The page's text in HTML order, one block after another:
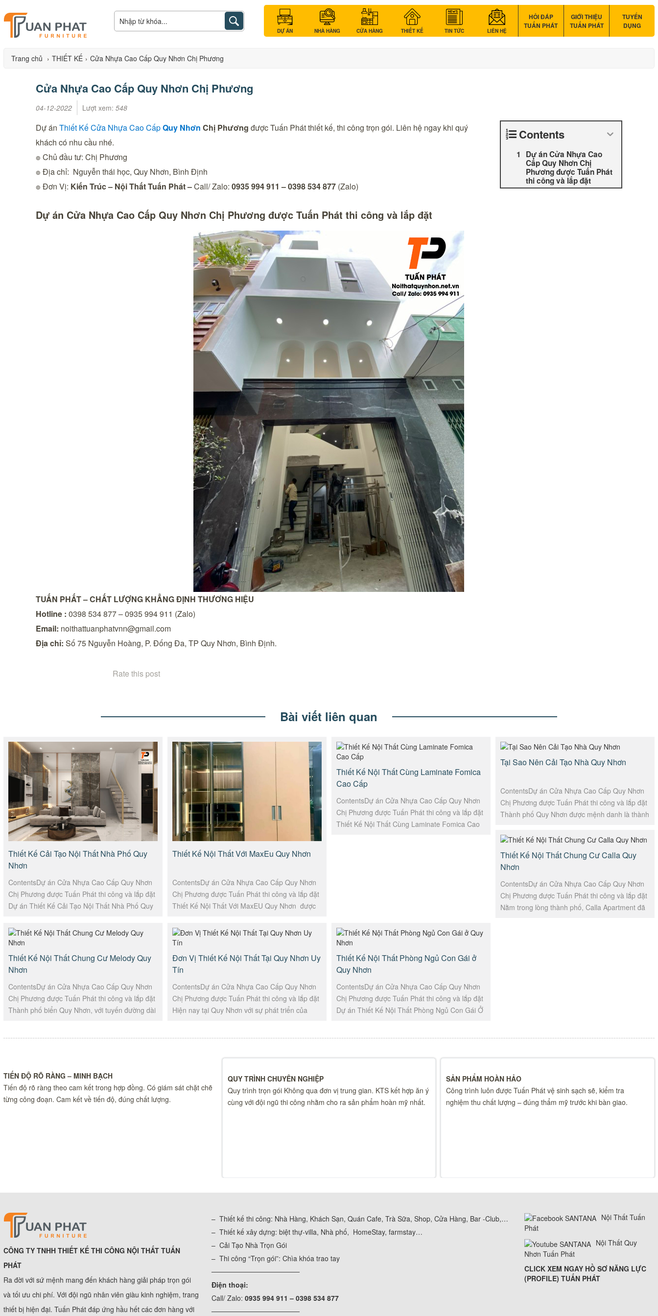
DỰ ÁN NHÀ HÀNG CỬA HÀNG THIẾT KẾ TIN TỨC LIÊN HỆ
HỎI ĐÁP
TUẤN PHÁT
GIỚI THIỆU
TUẤN PHÁT
TUYỂN
DỤNG
Trang chủ › THIẾT KẾ › Cửa Nhựa Cao Cấp Quy Nhơn Chị Phương
Cửa Nhựa Cao Cấp Quy Nhơn Chị Phương
04-12-2022 Lượt xem:548
Contents
Dự án Cửa Nhựa Cao
Cấp Quy Nhơn Chị
Phương được Tuấn Phát
thi công và lắp đặt
Dự ánThiết Kế Cửa Nhựa Cao CấpQuy Nhơn Chị Phươngđược Tuấn Phát thiết kế, thi công trọn gói. Liên hệ ngay khi quý
khách có nhu cầu nhé.
๏ Chủ đầu tư: Chị Phương
๏ Địa chỉ: Nguyễn thái học, Quy Nhơn, Bình Định
๏ Đơn Vị: Kiến Trúc – Nội Thất Tuấn Phát–Call/ Zalo:0935 994 911 – 0398 534 877 (Zalo)
Dự án Cửa Nhựa Cao Cấp Quy Nhơn Chị Phương được Tuấn Phát thi công và lắp đặt
TUẤN PHẤT – CHẤT LƯỢNG KHẲNG ĐỊNH THƯƠNG HIỆU
Hotline : 0398 534 877 – 0935 994 911 (Zalo)
Email: noithattuanphatvnn@gmail.com
Địa chỉ: Số 75 Nguyễn Hoàng, P. Đống Đa, TP Quy Nhơn, Bình Định.
Rate this post
Bài viết liên quan
Thiết Kế Cải Tạo Nội Thất Nhà Phố Quy
Nhơn
ContentsDự án Cửa Nhựa Cao Cấp Quy Nhơn
Chị Phương được Tuấn Phát thi công và lắp đặt
Dự án Thiết Kế Cải Tạo Nội Thất Nhà Phố Quy
Thiết Kế Nội Thất Với MaxEu Quy Nhơn
ContentsDự án Cửa Nhựa Cao Cấp Quy Nhơn
Chị Phương được Tuấn Phát thi công và lắp đặt
Thiết Kế Nội Thất Với MaxEU Quy Nhơn được
Thiết Kế Nội Thất Cùng Laminate Fomica
Cao Cấp
ContentsDự án Cửa Nhựa Cao Cấp Quy Nhơn
Chị Phương được Tuấn Phát thi công và lắp đặt
Thiết Kế Nội Thất Cùng Laminate Fomica Cao
Tại Sao Nên Cải Tạo Nhà Quy Nhơn
ContentsDự án Cửa Nhựa Cao Cấp Quy Nhơn
Chị Phương được Tuấn Phát thi công và lắp đặt
Thành phố Quy Nhơn được mệnh danh là thành
Thiết Kế Nội Thất Chung Cư Calla Quy
Nhơn
ContentsDự án Cửa Nhựa Cao Cấp Quy Nhơn
Chị Phương được Tuấn Phát thi công và lắp đặt
Nằm trong lòng thành phố, Calla Apartment đã
Thiết Kế Nội Thất Chung Cư Melody Quy
Nhơn
ContentsDự án Cửa Nhựa Cao Cấp Quy Nhơn
Chị Phương được Tuấn Phát thi công và lắp đặt
Thành phố biển Quy Nhơn, với tuyến đường dài
Đơn Vị Thiết Kế Nội Thất Tại Quy Nhơn Uy
Tín
ContentsDự án Cửa Nhựa Cao Cấp Quy Nhơn
Chị Phương được Tuấn Phát thi công và lắp đặt
Hiện nay tại Quy Nhơn với sự phát triển của
Thiết Kế Nội Thất Phòng Ngủ Con Gái ở
Quy Nhơn
ContentsDự án Cửa Nhựa Cao Cấp Quy Nhơn
Chị Phương được Tuấn Phát thi công và lắp đặt
Dự án Thiết Kế Nội Thất Phòng Ngủ Con Gái Ở
TIẾN ĐỘ RÕ RÀNG – MINH BẠCH
Tiến độ rõ ràng theo cam kết trong hợp đồng. Có giám sát chặt chẽ
từng công đoạn. Cam kết về tiến độ, đúng chất lượng.
QUY TRÌNH CHUYÊN NGHIỆP
Quy trình trọn gói Không qua đơn vị trung gian. KTS kết hợp ăn ý
cùng với đội ngũ thi công nhằm cho ra sản phẩm hoàn mỹ nhất.
SẢN PHẨM HOÀN HẢO
Công trình luôn được Tuấn Phát vệ sinh sạch sẽ, kiểm tra
nghiệm thu chất lượng – đúng thẩm mỹ trước khi bàn giao.
CÔNG TY TNHH THIẾT KẾ THI CÔNG NỘI THẤT TUẤN
PHÁT
Ra đời với sứ mệnh mang đến khách hàng giải pháp trọn gói
và tối ưu chi phí. Với đội ngũ nhân viên giàu kinh nghiệm, trang
thiết bị hiện đại. Tuấn Phát đáp ứng hầu hết các đơn hàng với
– Thiết kế thi công: Nhà Hàng, Khách Sạn, Quán Cafe, Trà Sữa, Shop, Cửa Hàng, Bar -Club,…
– Thiết kế xây dựng: biệt thự-villa, Nhà phố, HomeStay, farmstay…
– Cải Tạo Nhà Trọn Gói
– Thi công “Trọn gói”: Chìa khóa trao tay
──────────────────
Điện thoại:
Call/ Zalo:0935 994 911 – 0398 534 877
──────────────────
Nội Thất Tuấn
Phát
Nội Thất Quy
Nhơn Tuấn Phát
CLICK XEM NGAY HỒ SƠ NĂNG LỰC
(PROFILE) TUẤN PHÁT